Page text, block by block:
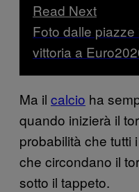
Read Next
Foto dalle
vittoria a
Ma il calcio ha
quando inizierà il
probabilità che tutti
che circondano il
sotto il tappeto.